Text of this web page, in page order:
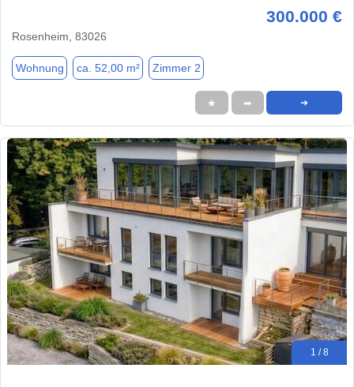
300.000 €
Rosenheim, 83026
Wohnung ca. 52,00 m² Zimmer 2
★ ➦ ➜
1 / 8